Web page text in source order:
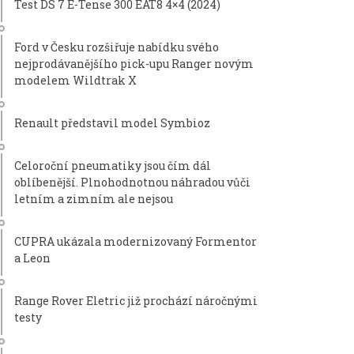
Test DS 7 E-Tense 300 EAT8 4×4 (2024)
Ford v Česku rozšiřuje nabídku svého
nejprodávanějšího pick-upu Ranger novým
modelem Wildtrak X
Renault představil model Symbioz
Celoroční pneumatiky jsou čím dál
oblíbenější. Plnohodnotnou náhradou vůči
letním a zimním ale nejsou
CUPRA ukázala modernizovaný Formentor
a Leon
Range Rover Eletric již prochází náročnými
testy